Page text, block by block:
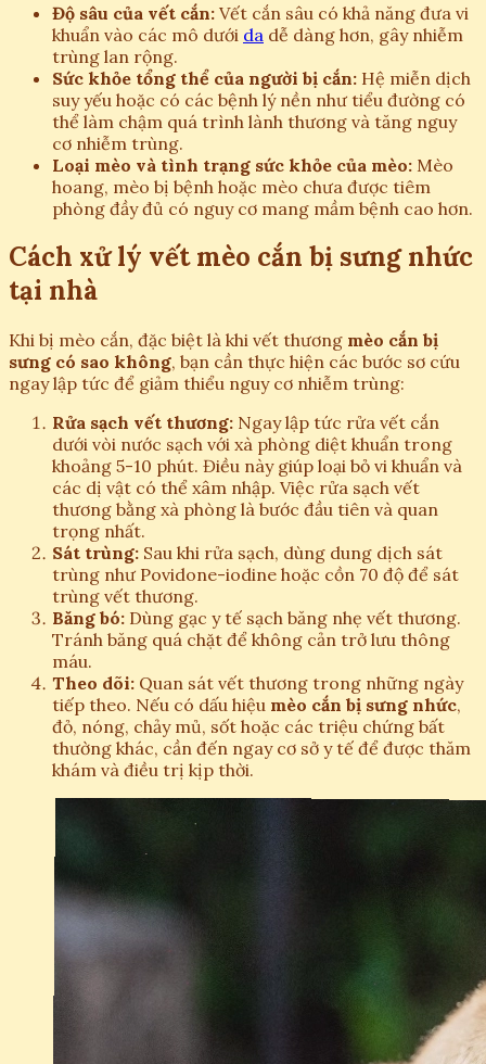
Độ sâu của vết cắn: Vết cắn sâu có khả năng đưa vi
khuẩn vào các mô dưới da dễ dàng hơn, gây nhiễm
trùng lan rộng.
Sức khỏe tổng thể của người bị cắn: Hệ miễn dịch
suy yếu hoặc có các bệnh lý nền như tiểu đường có
thể làm chậm quá trình lành thương và tăng nguy
cơ nhiễm trùng.
Loại mèo và tình trạng sức khỏe của mèo: Mèo
hoang, mèo bị bệnh hoặc mèo chưa được tiêm
phòng đầy đủ có nguy cơ mang mầm bệnh cao hơn.
Cách xử lý vết mèo cắn bị sưng nhức
tại nhà
Khi bị mèo cắn, đặc biệt là khi vết thương mèo cắn bị
sưng có sao không, bạn cần thực hiện các bước sơ cứu
ngay lập tức để giảm thiểu nguy cơ nhiễm trùng:
Rửa sạch vết thương: Ngay lập tức rửa vết cắn
dưới vòi nước sạch với xà phòng diệt khuẩn trong
khoảng 5-10 phút. Điều này giúp loại bỏ vi khuẩn và
các dị vật có thể xâm nhập. Việc rửa sạch vết
thương bằng xà phòng là bước đầu tiên và quan
trọng nhất.
Sát trùng: Sau khi rửa sạch, dùng dung dịch sát
trùng như Povidone-iodine hoặc cồn 70 độ để sát
trùng vết thương.
Băng bó: Dùng gạc y tế sạch băng nhẹ vết thương.
Tránh băng quá chặt để không cản trở lưu thông
máu.
Theo dõi: Quan sát vết thương trong những ngày
tiếp theo. Nếu có dấu hiệu mèo cắn bị sưng nhức,
đỏ, nóng, chảy mủ, sốt hoặc các triệu chứng bất
thường khác, cần đến ngay cơ sở y tế để được thăm
khám và điều trị kịp thời.